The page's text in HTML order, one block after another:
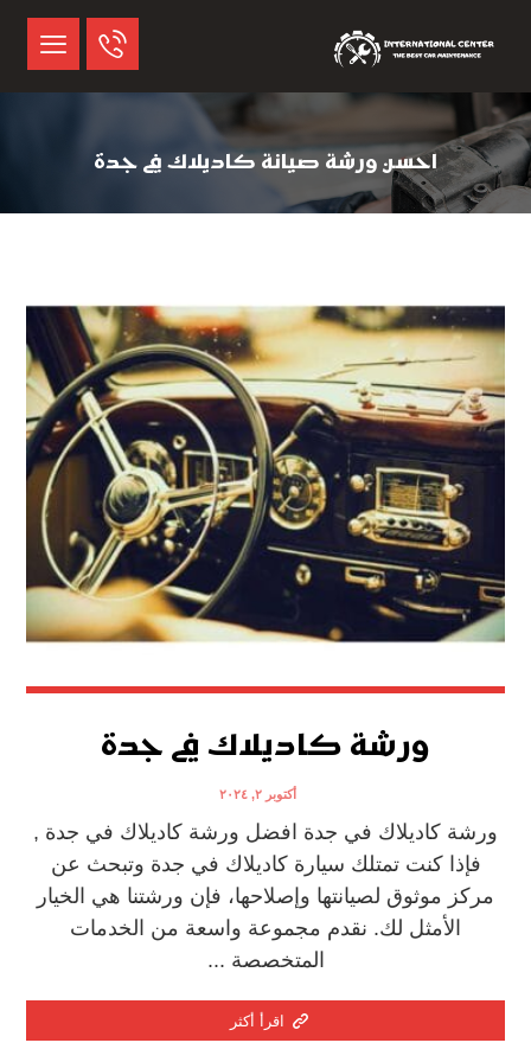
احسن ورشة صيانة كاديلاك في جدة
ورشة كاديلاك في جدة
أكتوبر ٢, ٢٠٢٤
ورشة كاديلاك في جدة افضل ورشة كاديلاك في جدة ,
فإذا كنت تمتلك سيارة كاديلاك في جدة وتبحث عن
مركز موثوق لصيانتها وإصلاحها، فإن ورشتنا هي الخيار
الأمثل لك. نقدم مجموعة واسعة من الخدمات
المتخصصة ...
اقرأ أكثر